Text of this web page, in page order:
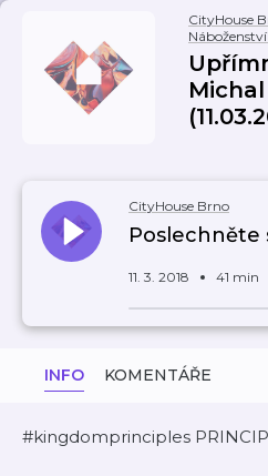
CityHouse
CityHouse Brno
Poslechněte
11. 3. 2018 41 min
INFO KOMENTÁŘE
#kingdomprinciples